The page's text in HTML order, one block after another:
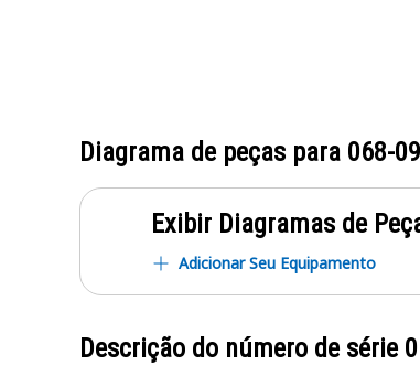
Diagrama de peças para 068-
Exibir Diagramas de
Adicionar Seu Equipamento
Descrição do número de série